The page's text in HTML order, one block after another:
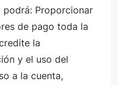
podrá: Proporcionar
de pago toda la
la
y el uso del
a la cuenta,